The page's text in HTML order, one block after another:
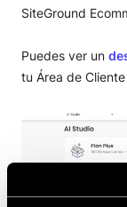
SiteGround
Puedes ver un
tu Área de